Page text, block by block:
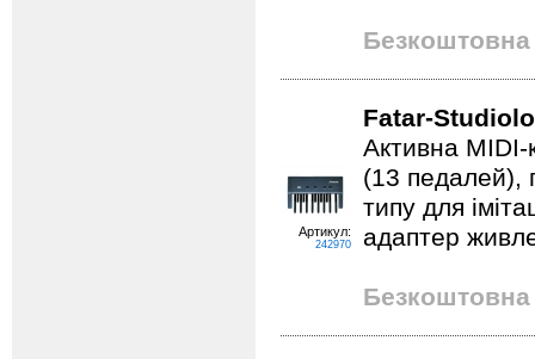
Безкоштовна
Артикул:
242970
Fatar-
Активна MIDI-
(13 педалей),
типу для
адаптер
Безкоштовна